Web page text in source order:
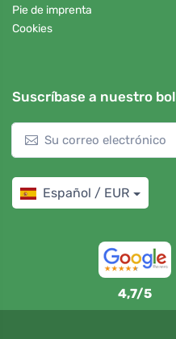
Pie de imprenta
Cookies
Suscríbase a nuestro
Español / EUR
4,7/5